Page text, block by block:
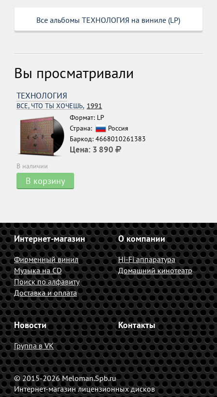
Все альбомы ТЕХНОЛОГИЯ на виниле (LP)
Вы просматривали
ТЕХНОЛОГИЯ
ВСЕ, ЧТО ТЫ ХОЧЕШЬ, 1991
Формат: LP
Страна:
Россия
Баркод: 4668010261383
Цена: 3 890
В наличии
В корзину
Интернет-магазин
Фирменный винил
Музыка на CD
Поиск по алфавиту
Доставка и оплата
О компании
Hi-Fi аппаратура
Домашний кинотеатр
Новости
Группа в VK
Контакты
© 2015-2026 Meloman.Spb.ru
Интернет-магазин лицензионных дисков